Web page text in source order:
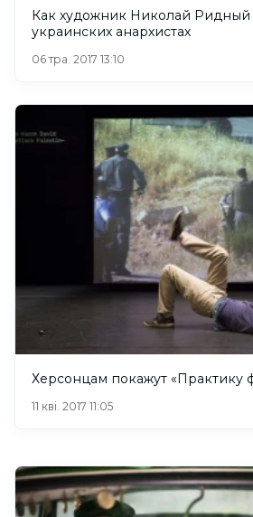
Как художник Николай Ридный
украинских анархистах
06 тра. 2017 13:10
Херсонцам покажут «Практику
11 кві. 2017 11:05